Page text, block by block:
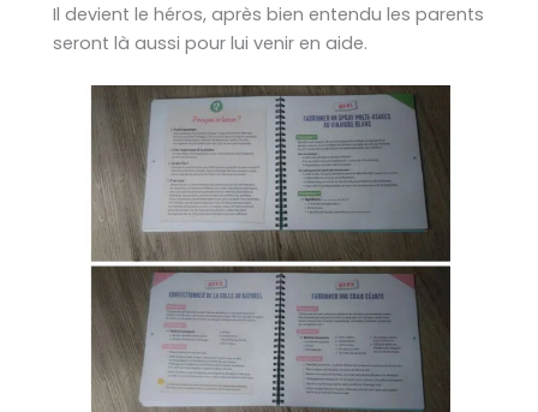
Il devient le héros, après bien entendu les parents
seront là aussi pour lui venir en aide.